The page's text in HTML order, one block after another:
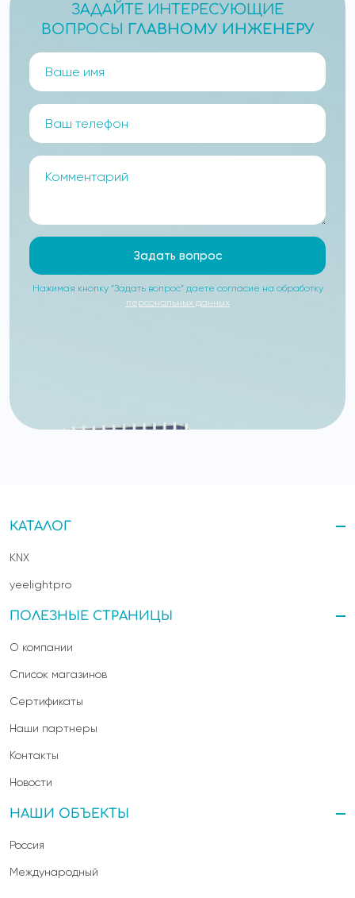
ЗАДАЙТЕ ИНТЕРЕСУЮЩИЕ
ВОПРОСЫ ГЛАВНОМУ ИНЖЕНЕРУ
Задать вопрос
Нажимая кнопку “Задать вопрос” даете согласие на обработку
персональных данных
ПОЛЕЗНЫЕ СТРАНИЦЫ
О компании
Список магазинов
Сертификаты
Наши партнеры
Контакты
Новости
КАТАЛОГ
KNX
yeelightpro
НАШИ ОБЪЕКТЫ
Россия
Международный